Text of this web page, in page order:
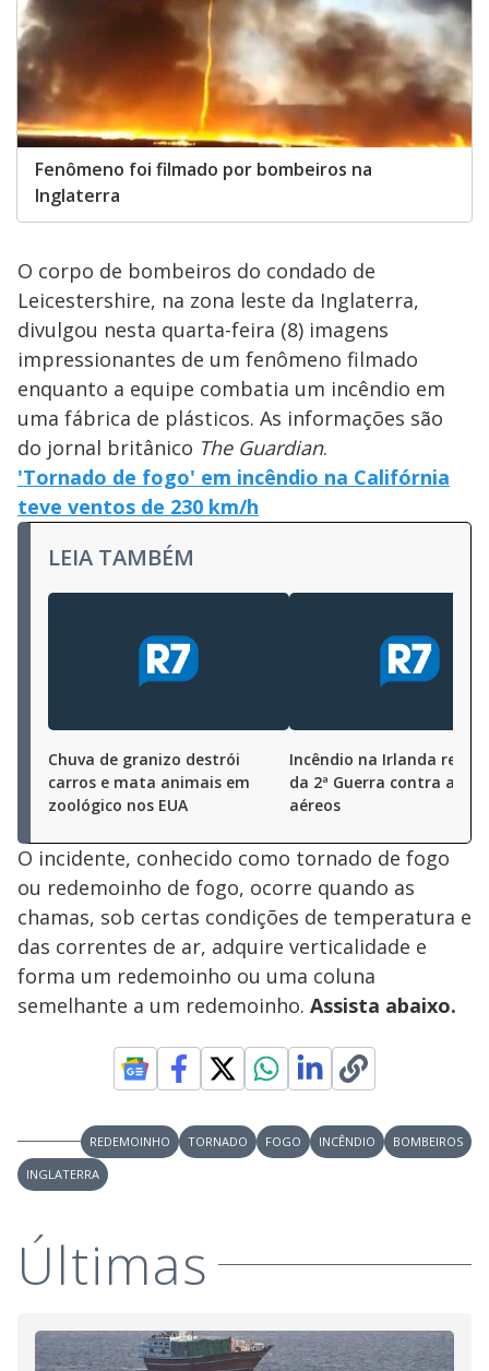
Fenômeno foi filmado por bombeiros na
Inglaterra
O corpo de bombeiros do condado de
Leicestershire, na zona leste da Inglaterra,
divulgou nesta quarta-feira (8) imagens
impressionantes de um fenômeno filmado
enquanto a equipe combatia um incêndio em
uma fábrica de plásticos. As informações são
do jornal britânico The Guardian.
'Tornado de fogo' em incêndio na Califórnia
teve ventos de 230 km/h
LEIA TAMBÉM
Chuva de granizo destrói
carros e mata animais em
zoológico nos EUA
Incêndio na Irlanda
da 2ª Guerra contra
aéreos
O incidente, conhecido como tornado de fogo
ou redemoinho de fogo, ocorre quando as
chamas, sob certas condições de temperatura e
das correntes de ar, adquire verticalidade e
forma um redemoinho ou uma coluna
semelhante a um redemoinho. Assista abaixo.
REDEMOINHO TORNADO FOGO INCÊNDIO
BOMBEIROS
INGLATERRA
Últimas